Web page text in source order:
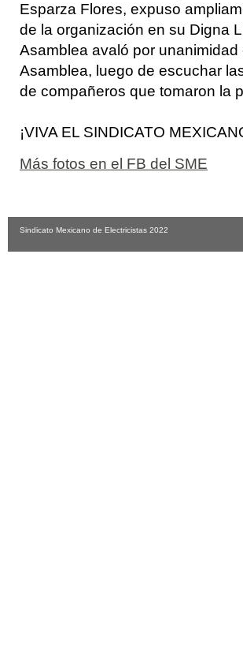
Esparza Flores, expuso
de la organización en su Digna
Asamblea avaló por
Asamblea, luego de escuchar
de compañeros que tomaron la
¡VIVA EL SINDICATO
Más fotos en el FB del SME
Sindicato Mexicano de Electricistas 2022